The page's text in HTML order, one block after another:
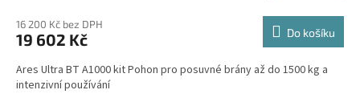
16 200 Kč bez DPH
19 602 Kč Do košíku
Ares Ultra BT A1000 kit Pohon pro posuvné brány až do 1500 kg a
intenzivní používání